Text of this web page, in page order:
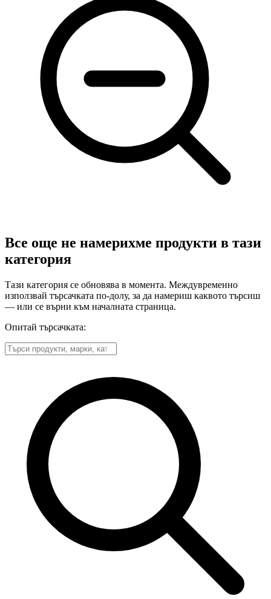
Все още не намерихме продукти в тази
категория
Тази категория се обновява в момента. Междувременно
използвай търсачката по-долу, за да намериш каквото търсиш
— или се върни към началната страница.
Опитай търсачката: